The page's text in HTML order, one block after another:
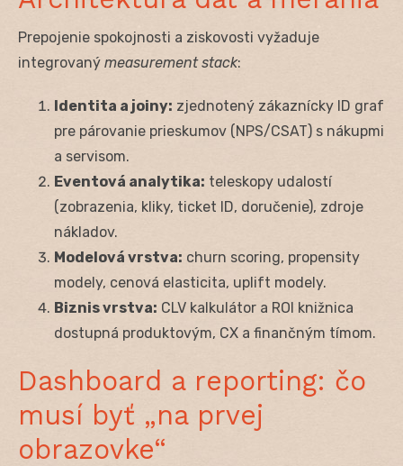
Prepojenie spokojnosti a ziskovosti vyžaduje
integrovaný measurement stack:
Identita a joiny: zjednotený zákaznícky ID graf
pre párovanie prieskumov (NPS/CSAT) s nákupmi
a servisom.
Eventová analytika: teleskopy udalostí
(zobrazenia, kliky, ticket ID, doručenie), zdroje
nákladov.
Modelová vrstva: churn scoring, propensity
modely, cenová elasticita, uplift modely.
Biznis vrstva: CLV kalkulátor a ROI knižnica
dostupná produktovým, CX a finančným tímom.
Dashboard a reporting: čo
musí byť „na prvej
obrazovke“